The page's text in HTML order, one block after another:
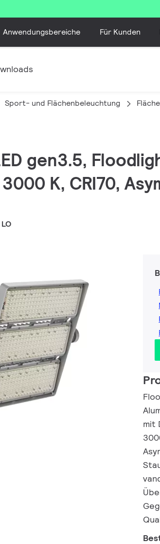
Anwendungsbereiche Für Kunden
Sport- und Flächenbeleuchtung
gen3.5,
3000 K, CRI70,
mit